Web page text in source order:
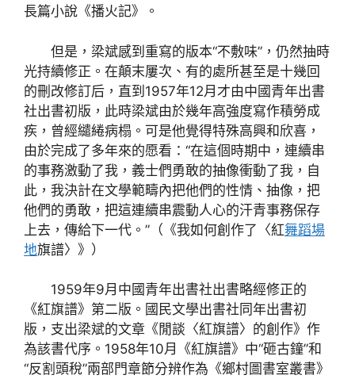
長篇小說《播火記》。
但是，梁斌感到重寫的版本“不敷味”，仍然抽時
光持續修正。在顛末屢次、有的處所甚至是十幾回
的刪改修訂后，直到1957年12月才由中國青年出書
社出書初版，此時梁斌由於幾年高強度寫作積勞成
疾，曾經繾綣病榻。可是他覺得特殊高興和欣喜，
由於完成了多年來的愿看：“在這個時期中，連續串
的事務激動了我，義士們勇敢的抽像衝動了我，自
此，我決計在文學範疇內把他們的性情、抽像，把
他們的勇敢，把這連續串震動人心的汗青事務保存
上去，傳給下一代。”（《我如何創作了〈紅舞蹈場
地旗譜〉》）
1959年9月中國青年出書社出書略經修正的
《紅旗譜》第二版。國民文學出書社同年出書初
版，支出梁斌的文章《閒談〈紅旗譜〉的創作》作
為該書代序。1958年10月《紅旗譜》中“砸古鐘”和
“反割頭稅”兩部門章節分辨作為《鄉村圖書室叢書》